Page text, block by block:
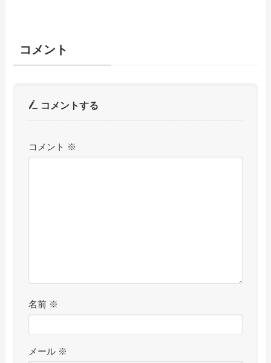
コメント
コメントする
コメント ※
名前 ※
メール ※